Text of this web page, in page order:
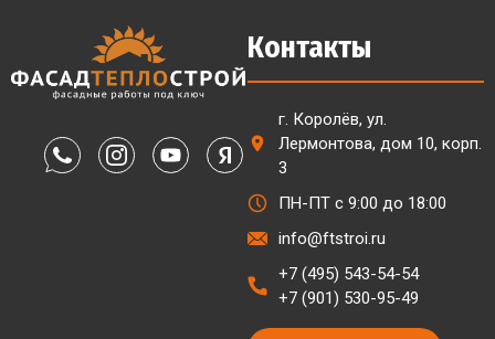
Контакты
г. Королёв, ул.
Лермонтова, дом 10, корп.
3
ПН-ПТ с 9:00 до 18:00
info@ftstroi.ru
+7 (495) 543-54-54
+7 (901) 530-95-49